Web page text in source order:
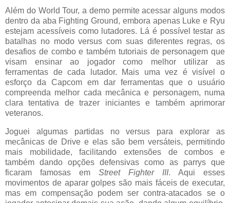
Além do World Tour, a demo permite acessar alguns modos
dentro da aba Fighting Ground, embora apenas Luke e Ryu
estejam acessíveis como lutadores. Lá é possível testar as
batalhas no modo versus com suas diferentes regras, os
desafios de combo e também tutoriais de personagem que
visam ensinar ao jogador como melhor utilizar as
ferramentas de cada lutador. Mais uma vez é visível o
esforço da Capcom em dar ferramentas que o usuário
compreenda melhor cada mecânica e personagem, numa
clara tentativa de trazer iniciantes e também aprimorar
veteranos.
Joguei algumas partidas no versus para explorar as
mecânicas de Drive e elas são bem versáteis, permitindo
mais mobilidade, facilitando extensões de combos e
também dando opções defensivas como as parrys que
ficaram famosas em Street Fighter III. Aqui esses
movimentos de aparar golpes são mais fáceis de executar,
mas em compensação podem ser contra-atacados se o